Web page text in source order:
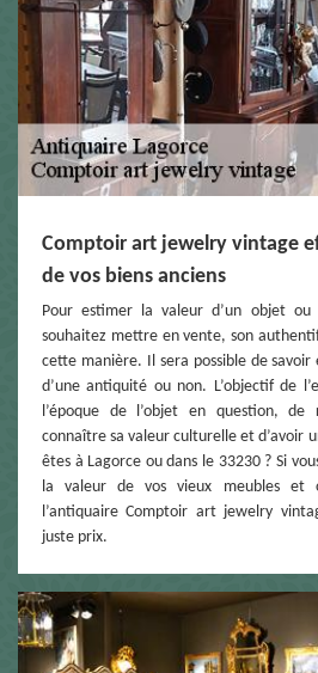
Comptoir art jewelry vintage
de vos biens anciens
Pour estimer la valeur d’un objet ou
souhaitez mettre en vente, son
cette manière. Il sera possible de savoir
d’une antiquité ou non. L’objectif de
l’époque de l’objet en question,
connaître sa valeur culturelle et d’avoir
êtes à Lagorce ou dans le 33230 ? Si
la valeur de vos vieux meubles et
l’antiquaire Comptoir art jewelry
juste prix.